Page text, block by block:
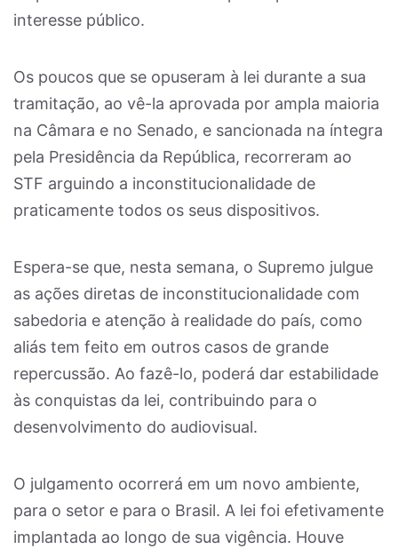
interesse público.
Os poucos que se opuseram à lei durante a sua
tramitação, ao vê-la aprovada por ampla maioria
na Câmara e no Senado, e sancionada na íntegra
pela Presidência da República, recorreram ao
STF arguindo a inconstitucionalidade de
praticamente todos os seus dispositivos.
Espera-se que, nesta semana, o Supremo julgue
as ações diretas de inconstitucionalidade com
sabedoria e atenção à realidade do país, como
aliás tem feito em outros casos de grande
repercussão. Ao fazê-lo, poderá dar estabilidade
às conquistas da lei, contribuindo para o
desenvolvimento do audiovisual.
O julgamento ocorrerá em um novo ambiente,
para o setor e para o Brasil. A lei foi efetivamente
implantada ao longo de sua vigência. Houve